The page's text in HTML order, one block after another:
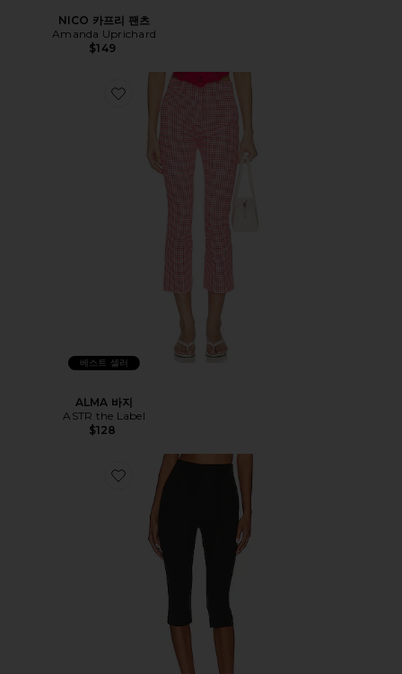
NICO 카프리 팬츠
Amanda Uprichard
$149
베스트 셀러
ALMA 바지
ASTR the Label
$128